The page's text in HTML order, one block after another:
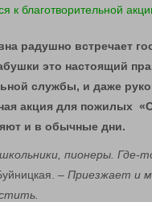
радушно встречает
это настоящий
службы, и даже
акция для пожилых
и в обычные дни.
пионеры. Где-
– Приезжает и